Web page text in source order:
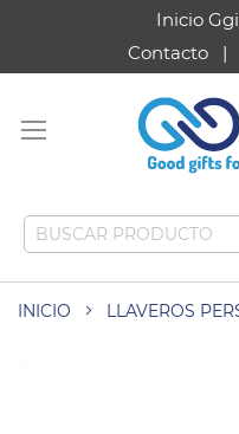
Inicio
Contacto
INICIO LLAVEROS